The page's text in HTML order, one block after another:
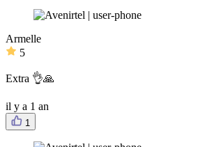
Armelle
5
Extra 👌🙏
il y a 1 an
1